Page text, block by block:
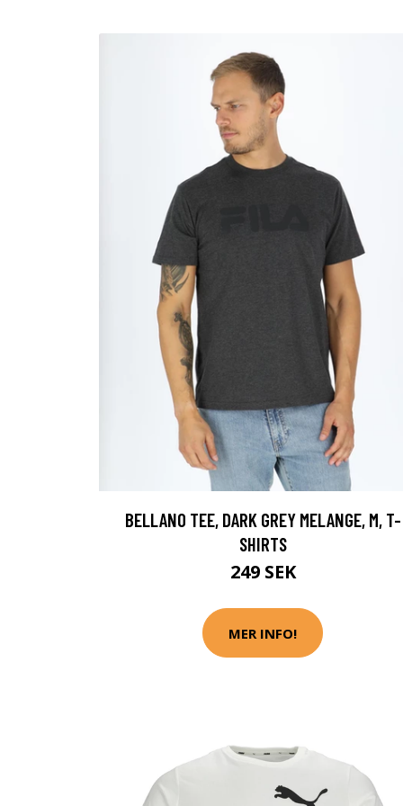
BELLANO TEE, DARK GREY MELANGE, M, T-
SHIRTS
249 SEK
MER INFO!